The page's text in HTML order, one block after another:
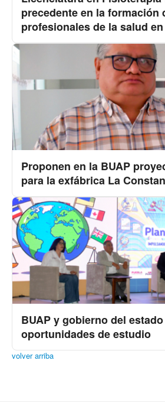
precedente en la formación
profesionales de la salud
Proponen en la BUAP
para la exfábrica La
BUAP y gobierno del
oportunidades de estudio
volver arriba